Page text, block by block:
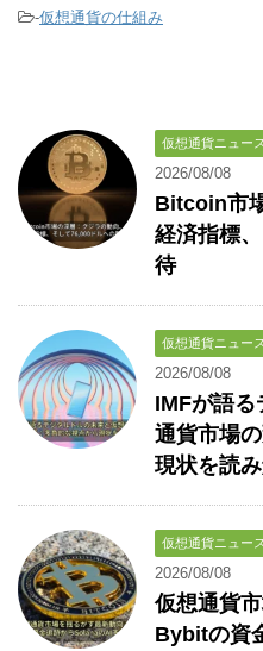
-仮想通貨の仕組み
仮想通貨ニュース
2026/08/08
Bitcoin市
経済指標
待
仮想通貨ニュース
2026/08/08
IMFが語る
通貨市場
現状を読み
仮想通貨ニュース
2026/08/08
仮想通貨
Bybitの資